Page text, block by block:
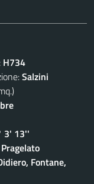
H734
Salzini
3' 13''
Fontane,